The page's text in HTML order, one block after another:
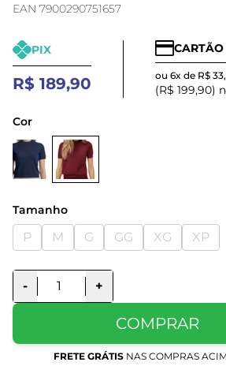
EAN 7900290751657
PIX
R$ 189,90
CARTÃO
ou 6x de R$
(R$ 199,90)
Cor
Tamanho
P M G GG XG XP
- +
COMPRAR
FRETE GRÁTISNAS COMPRAS